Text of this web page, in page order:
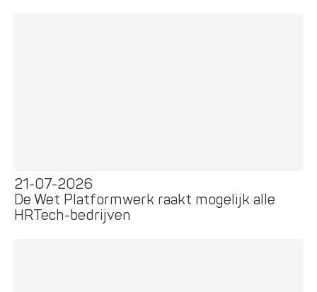
21-07-2026
De Wet Platformwerk raakt mogelijk alle
HRTech-bedrijven